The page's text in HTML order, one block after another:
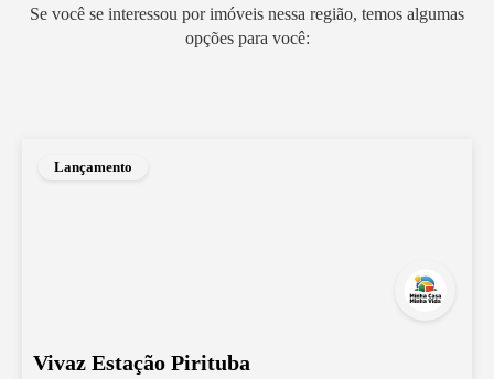
Se você se interessou por imóveis nessa região, temos algumas
opções para você:
Lançamento
Vivaz Estação Pirituba